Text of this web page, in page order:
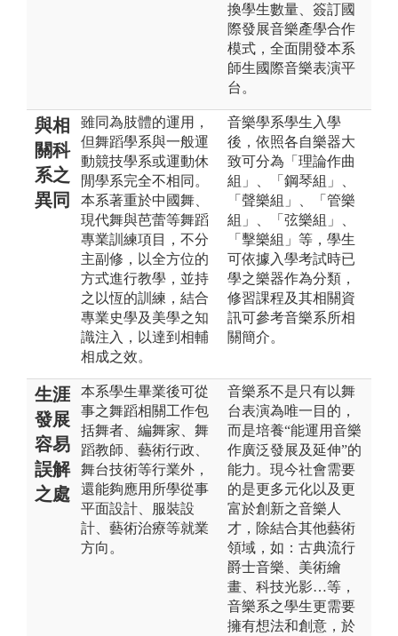
換學生數量、簽訂國
際發展音樂產學合作
模式，全面開發本系
師生國際音樂表演平
台。
與相
關科
系之
異同
雖同為肢體的運用，
但舞蹈學系與一般運
動競技學系或運動休
閒學系完全不相同。
本系著重於中國舞、
現代舞與芭蕾等舞蹈
專業訓練項目，不分
主副修，以全方位的
方式進行教學，並持
之以恆的訓練，結合
專業史學及美學之知
識注入，以達到相輔
相成之效。
音樂學系學生入學
後，依照各自樂器大
致可分為「理論作曲
組」、「鋼琴組」、
「聲樂組」、「管樂
組」、「弦樂組」、
「擊樂組」等，學生
可依據入學考試時已
學之樂器作為分類，
修習課程及其相關資
訊可參考音樂系所相
關簡介。
生涯
發展
容易
誤解
之處
本系學生畢業後可從
事之舞蹈相關工作包
括舞者、編舞家、舞
蹈教師、藝術行政、
舞台技術等行業外，
還能夠應用所學從事
平面設計、服裝設
計、藝術治療等就業
方向。
音樂系不是只有以舞
台表演為唯一目的，
而是培養“能運用音樂
作廣泛發展及延伸”的
能力。現今社會需要
的是更多元化以及更
富於創新之音樂人
才，除結合其他藝術
領域，如：古典流行
爵士音樂、美術繪
畫、科技光影…等，
音樂系之學生更需要
擁有想法和創意，於